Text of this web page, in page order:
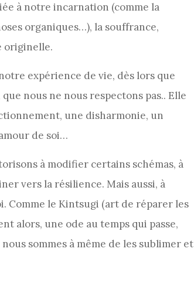
à notre incarnation (comme la
organiques…), la souffrance,
originelle.
expérience de vie, dès lors que
nous ne nous respectons pas.. Elle
une disharmonie, un
de soi…
à modifier certains schémas, à
vers la résilience. Mais aussi, à
Comme le Kintsugi (art de réparer les
alors, une ode au temps qui passe,
sommes à même de les sublimer et